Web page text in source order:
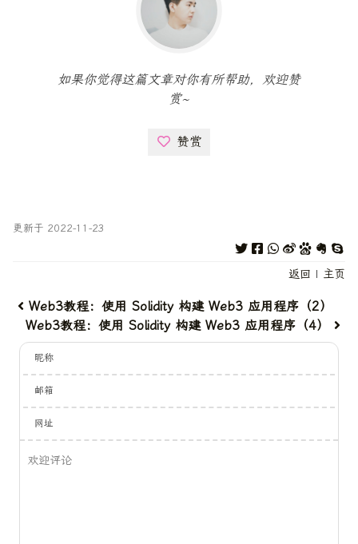
如果你觉得这篇文章对你有所帮助，欢迎赞
赏~
赞赏
更新于 2022-11-23
返回 | 主页
Web3教程：使用 Solidity 构建 Web3 应用程序（2）
Web3教程：使用 Solidity 构建 Web3 应用程序（4）
昵称
邮箱
网址